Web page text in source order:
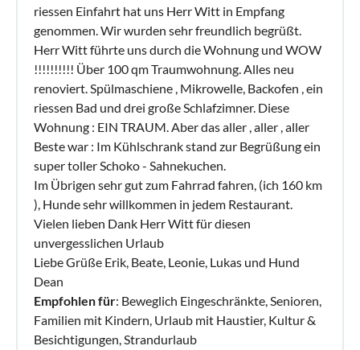
riessen Einfahrt hat uns Herr Witt in Empfang
genommen. Wir wurden sehr freundlich begrüßt.
Herr Witt führte uns durch die Wohnung und WOW
!!!!!!!!!! Über 100 qm Traumwohnung. Alles neu
renoviert. Spülmaschiene , Mikrowelle, Backofen , ein
riessen Bad und drei große Schlafzimner. Diese
Wohnung : EIN TRAUM. Aber das aller , aller , aller
Beste war : Im Kühlschrank stand zur Begrüßung ein
super toller Schoko - Sahnekuchen.
Im Übrigen sehr gut zum Fahrrad fahren, (ich 160 km
), Hunde sehr willkommen in jedem Restaurant.
Vielen lieben Dank Herr Witt für diesen
unvergesslichen Urlaub
Liebe Grüße Erik, Beate, Leonie, Lukas und Hund
Dean
Empfohlen für: Beweglich Eingeschränkte, Senioren,
Familien mit Kindern, Urlaub mit Haustier, Kultur &
Besichtigungen, Strandurlaub